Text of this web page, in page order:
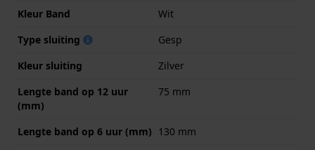
Kleur Band
Wit
Type sluiting
Gesp
Kleur sluiting
Zilver
Lengte band op 12 uur
(mm)
75 mm
Lengte band op 6 uur (mm) 130 mm